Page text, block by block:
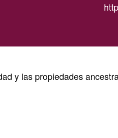
y las propiedades